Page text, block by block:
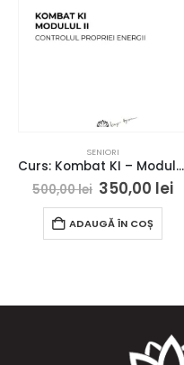
Curs: Kombat KI – Modulul II – Bucuresti – acces online (Seniori)
350,00lei
ÎN COȘ
700,00